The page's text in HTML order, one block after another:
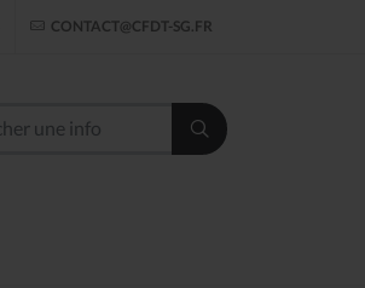
CONTACT@CFDT-SG.FR